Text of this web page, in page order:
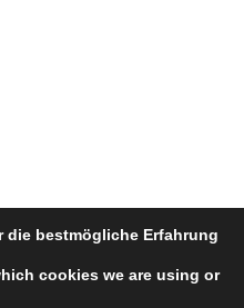
die bestmögliche Erfahrung
cookies we are using or